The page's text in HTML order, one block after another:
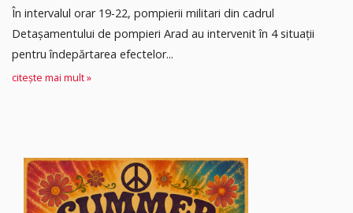
În intervalul orar 19-22, pompierii militari din cadrul
Detașamentului de pompieri Arad au intervenit în 4 situații
pentru îndepărtarea efectelor...
citește mai mult »